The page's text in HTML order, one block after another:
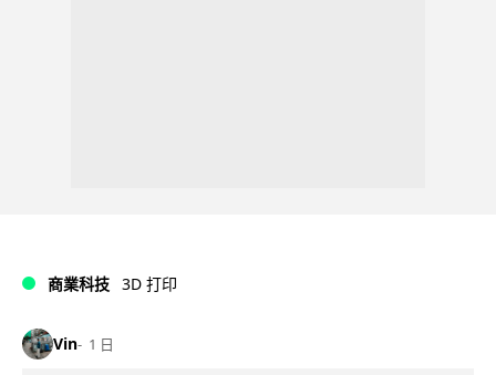
商業科技 3D 打印
Vin 1 日